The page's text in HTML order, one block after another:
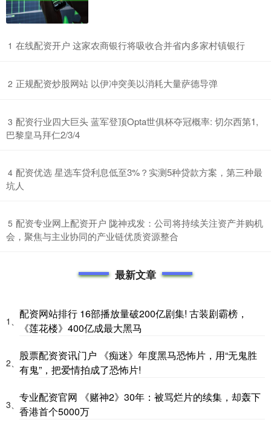
1 ​在线配资开户 这家农商银行将吸收合并省内多家村镇银行
2 ​正规配资炒股网站 以伊冲突美以消耗大量萨德导弹
3 ​配资行业四大巨头 蓝军登顶Opta世俱杯夺冠概率: 切尔西第1,
巴黎皇马拜仁2/3/4
4 ​配资优选 星选车贷利息低至3%？实测5种贷款方案，第三种最
坑人
5 ​配资专业网上配资开户 陇神戎发：公司将持续关注资产并购机
会，聚焦与主业协同的产业链优质资源整合
最新文章
1、
配资网站排行 16部播放量破200亿剧集! 古装剧霸榜，
《莲花楼》400亿成最大黑马
2、
股票配资资讯门户 《痴迷》年度黑马恐怖片，用“无鬼胜
有鬼”，把爱情拍成了恐怖片!
3、
专业配资官网 《赌神2》30年：被骂烂片的续集，却轰下
香港首个5000万